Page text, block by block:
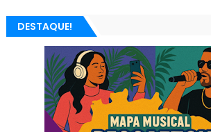
DESTAQUE!